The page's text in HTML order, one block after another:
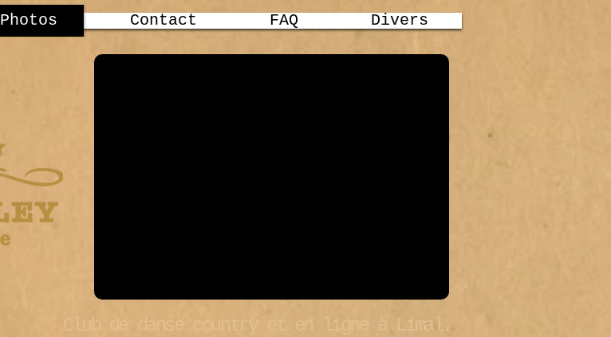
Photos Contact FAQ Divers
Club de danse country et en ligne à Limal.